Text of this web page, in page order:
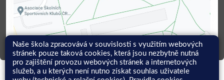
Naše škola zpracovává v souvislosti s využitím webových
stránek pouze taková cookies, která jsou nezbytně nutná
pro zajištění provozu webových stránek a internetových
služeb, a u kterých není nutno získat souhlas uživatele